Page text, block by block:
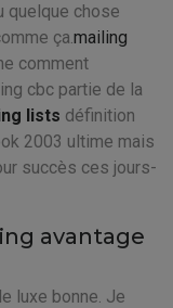
quelque chose
ça.mailing
comment
cbc partie de la
lists définition
2003 ultime mais
succès ces jours-
avantage
luxe bonne. Je